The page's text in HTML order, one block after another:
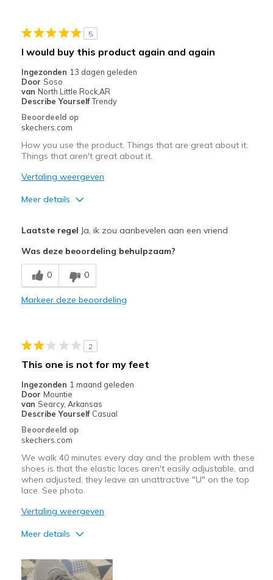
Sizing
Feels half size too small
View On Shoes
Shoes are for Wearing
5
I would buy this product again and again
Ingezonden 13 dagen geleden
Door Soso
van North Little Rock,AR
Describe YourselfTrendy
Beoordeeld op
skechers.com
How you use the product. Things that are great about it.
Things that aren't great about it.
Vertaling weergeven
Meer details
Minpunten
Wear Out Quickly
Feels true to width
Sizing
Feels true to size
View On Shoes
Shoes are for Wearing
Laatste regel Ja, ik zou aanbevelen aan een vriend
Was deze beoordeling behulpzaam?
0 0
Markeer deze beoordeling
2
This one is not for my feet
Ingezonden 1 maand geleden
Door Mountie
van Searcy, Arkansas
Describe Yourself Casual
Beoordeeld op
skechers.com
We walk 40 minutes every day and the problem with these
shoes is that the elastic laces aren't easily adjustable, and
when adjusted, they leave an unattractive "U" on the top
lace. See photo.
Vertaling weergeven
Meer details
Attractive Design